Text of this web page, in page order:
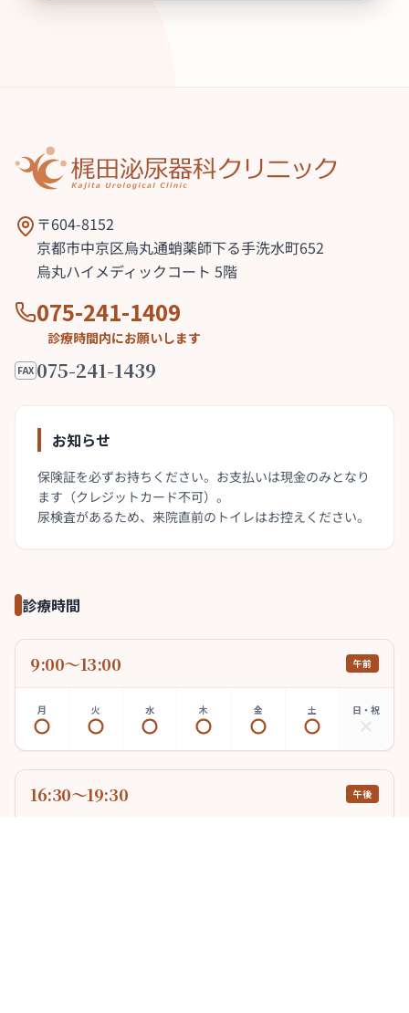
〒604-8152
京都市中京区烏丸通蛸薬師下る手洗水町652
烏丸ハイメディックコート 5階
075-241-1409
診療時間内にお願いします
FAX 075-241-1439
お知らせ
保険証を必ずお持ちください。お支払いは現金のみとなり
ます（クレジットカード不可）。
尿検査があるため、来院直前のトイレはお控えください。
診療時間
9:00〜13:00 午前
月 火 水 木 金 土 日・祝
16:30〜19:30 午後